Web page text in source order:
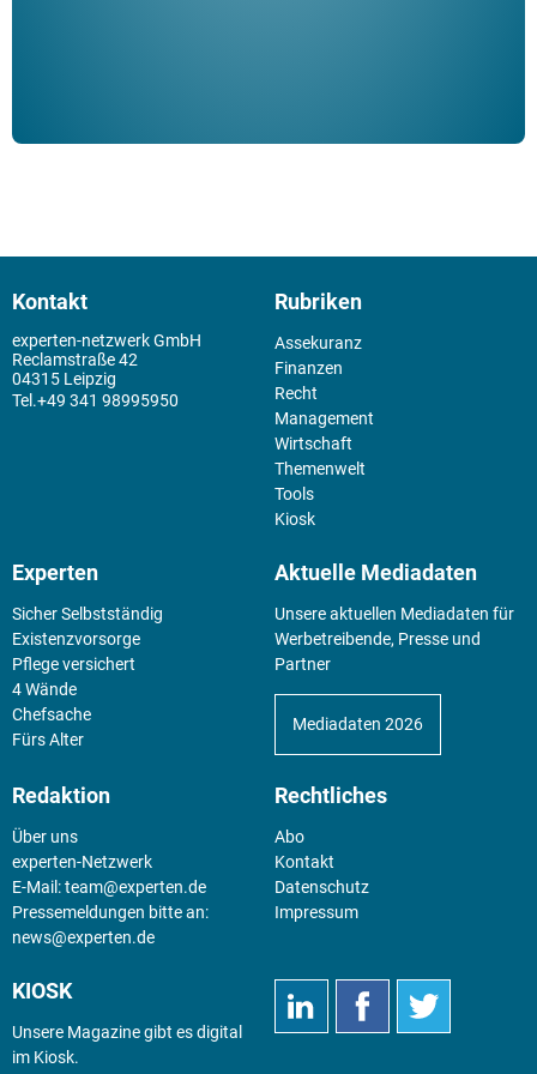
Kontakt
experten-netzwerk GmbH
Reclamstraße 42
04315 Leipzig
+49 341 98995950
Rubriken
Assekuranz
Finanzen
Recht
Management
Wirtschaft
Themenwelt
Tools
Kiosk
Experten
Sicher Selbstständig
Existenz­vorsorge
Pflege versichert
4 Wände
Chefsache
Fürs Alter
Aktuelle Mediadaten
Unsere aktuellen Mediadaten für
Werbetreibende, Presse und
Partner
Mediadaten 2026
Redaktion
Über uns
experten-Netzwerk
E-Mail:team@experten.de
Pressemeldungen bitte an:
news@experten.de
Rechtliches
Abo
Kontakt
Datenschutz
Impressum
KIOSK
Unsere Magazine gibt es digital
im Kiosk.